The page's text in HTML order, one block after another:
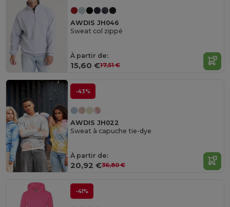
AWDIS JH046
Sweat col zippé
À partir de:
15,60 €17,51 €
-43%
AWDIS JH022
Sweat à capuche tie-dye
À partir de:
20,92 €36,80 €
-41%